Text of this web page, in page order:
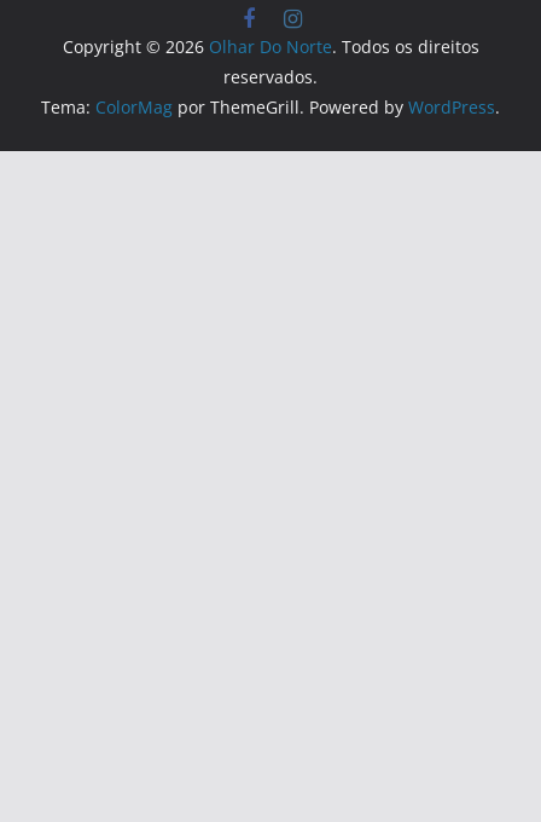
Copyright © 2026 Olhar Do Norte. Todos os direitos
reservados.
Tema: ColorMag por ThemeGrill. Powered by WordPress.